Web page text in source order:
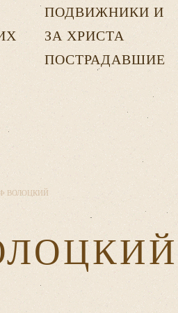
ПОДВИЖНИКИ И
ЗА ХРИСТА
ПОСТРАДАВШИЕ
ВОЛОЦКИЙ